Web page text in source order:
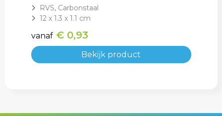
RVS, Carbonstaal
12 x 1.3 x 1.1 cm
vanaf € 0,93
Bekijk product